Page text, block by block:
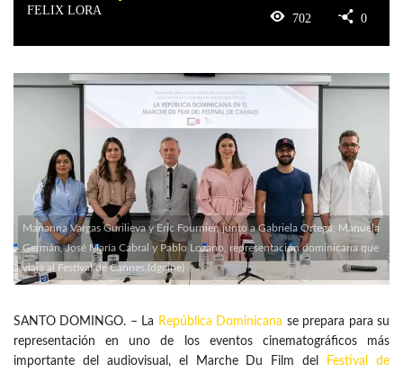
FELIX LORA
702 0
Marianna Vargas Gurilieva y Eric Fournier, junto a Gabriela Ortega, Manuela
Germán, José María Cabral y Pablo Lozano, representación dominicana que
viaja al Festival de Cannes.(dgcine)
SANTO DOMINGO. – La República Dominicana se prepara para su
representación en uno de los eventos cinematográficos más
importante del audiovisual, el Marche Du Film del
Festival de